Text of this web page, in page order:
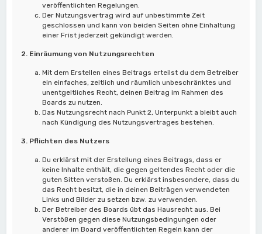
veröffentlichten Regelungen.
Der Nutzungsvertrag wird auf unbestimmte Zeit
geschlossen und kann von beiden Seiten ohne Einhaltung
einer Frist jederzeit gekündigt werden.
2. Einräumung von Nutzungsrechten
Mit dem Erstellen eines Beitrags erteilst du dem Betreiber
ein einfaches, zeitlich und räumlich unbeschränktes und
unentgeltliches Recht, deinen Beitrag im Rahmen des
Boards zu nutzen.
Das Nutzungsrecht nach Punkt 2, Unterpunkt a bleibt auch
nach Kündigung des Nutzungsvertrages bestehen.
3. Pflichten des Nutzers
Du erklärst mit der Erstellung eines Beitrags, dass er
keine Inhalte enthält, die gegen geltendes Recht oder die
guten Sitten verstoßen. Du erklärst insbesondere, dass du
das Recht besitzt, die in deinen Beiträgen verwendeten
Links und Bilder zu setzen bzw. zu verwenden.
Der Betreiber des Boards übt das Hausrecht aus. Bei
Verstößen gegen diese Nutzungsbedingungen oder
anderer im Board veröffentlichten Regeln kann der